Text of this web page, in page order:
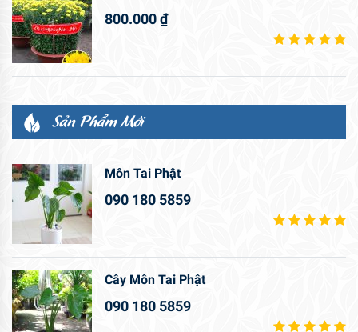
800.000₫
Sản Phẩm Mới
Môn Tai Phật
090 180 5859
Cây Môn Tai Phật
090 180 5859